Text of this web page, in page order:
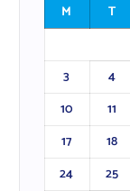
M
T
3
4
10
11
17
18
24
25